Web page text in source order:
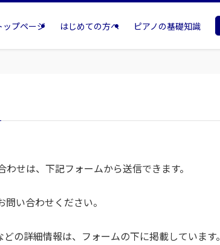
ップページ はじめての方へ ピアノの基礎知識
せは、下記フォームから送信できます。
い合わせください。
詳細情報は、フォームの下に掲載しています。